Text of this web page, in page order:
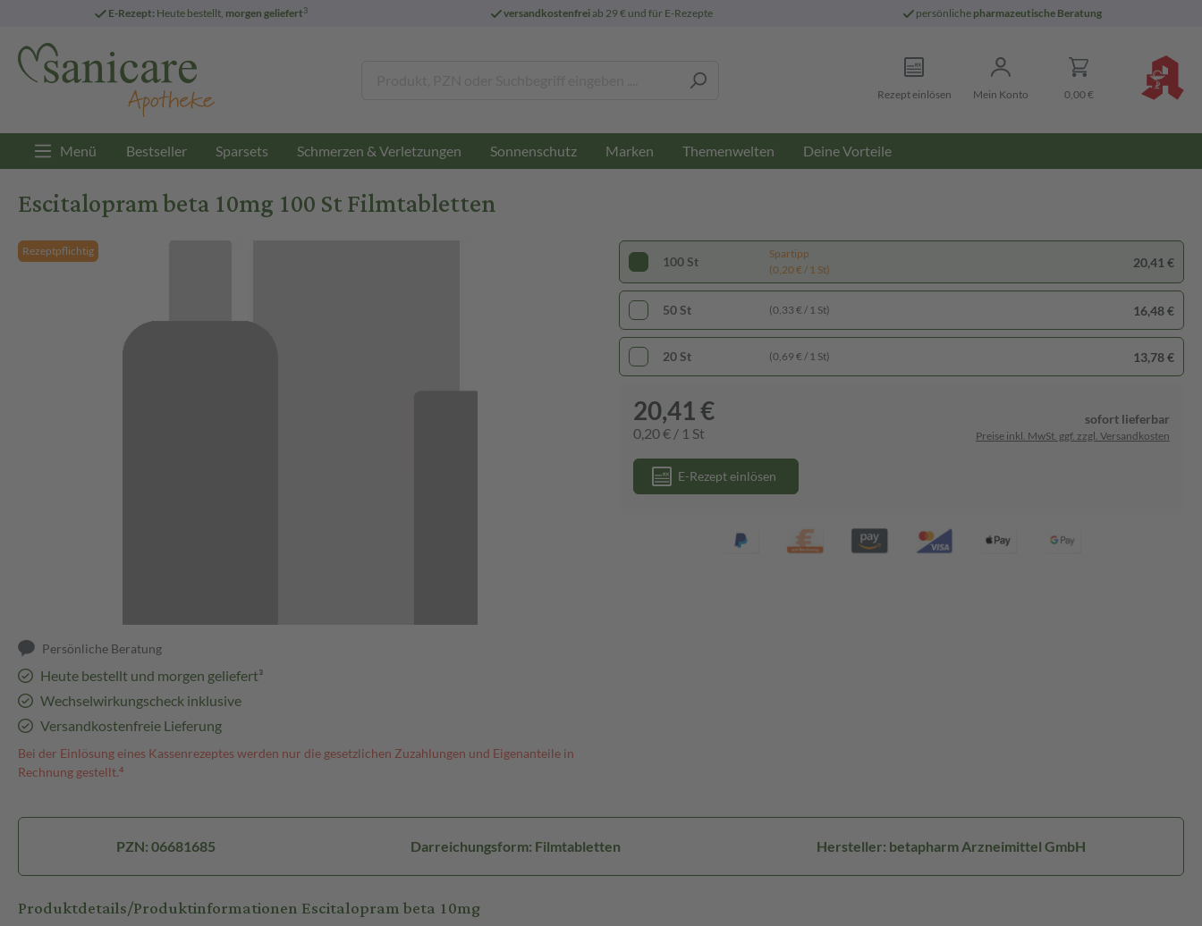
E-Rezept: Heute bestellt, morgen geliefert3 versandkostenfreiab 29 € und für E-Rezepte persönliche pharmazeutische Beratung
Rezept einlösen Mein Konto 0,00 €
Menü Bestseller Sparsets Schmerzen & Verletzungen Sonnenschutz Marken Themenwelten Deine Vorteile
Escitalopram beta 10mg 100 St Filmtabletten
Rezeptpflichtig
Persönliche Beratung
Heute bestellt und morgen geliefert³
Wechselwirkungscheck inklusive
Versandkostenfreie Lieferung
Bei der Einlösung eines Kassenrezeptes werden nur die gesetzlichen Zuzahlungen und Eigenanteile in
Rechnung gestellt.⁴
100 St
Spartipp
(0,20 € / 1 St)
20,41 €
50 St (0,33 € / 1 St) 16,48 €
20 St (0,69 € / 1 St) 13,78 €
20,41 €
0,20 € / 1 St
sofort lieferbar
Preise inkl. MwSt. ggf. zzgl. Versandkosten
E-Rezept einlösen
PZN: 06681685 Darreichungsform: Filmtabletten Hersteller: betapharm Arzneimittel GmbH
Produktdetails/Produktinformationen Escitalopram beta 10mg